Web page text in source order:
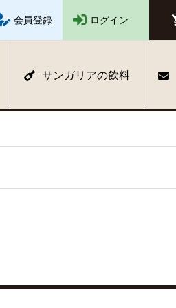
会員登録 ログイン
サンガリアの飲料